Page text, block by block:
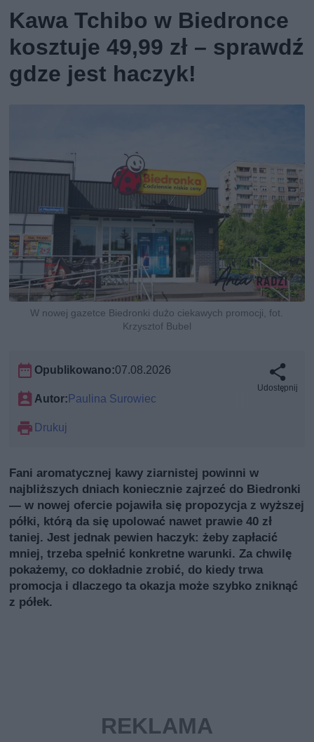
Kawa Tchibo w Biedronce
kosztuje 49,99 zł – sprawdź
gdze jest haczyk!
W nowej gazetce Biedronki dużo ciekawych promocji, fot.
Krzysztof Bubel
Opublikowano:07.08.2026
Autor: Paulina Surowiec
Drukuj
Udostępnij
Fani aromatycznej kawy ziarnistej powinni w
najbliższych dniach koniecznie zajrzeć do Biedronki
— w nowej ofercie pojawiła się propozycja z wyższej
półki, którą da się upolować nawet prawie 40 zł
taniej. Jest jednak pewien haczyk: żeby zapłacić
mniej, trzeba spełnić konkretne warunki. Za chwilę
pokażemy, co dokładnie zrobić, do kiedy trwa
promocja i dlaczego ta okazja może szybko zniknąć
z półek.